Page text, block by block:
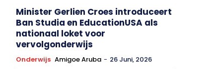
Minister Gerlien Croes introduceert
Ban Studia en EducationUSA als
nationaal loket voor
vervolgonderwijs
Onderwijs Amigoe Aruba - 26 Juni, 2026